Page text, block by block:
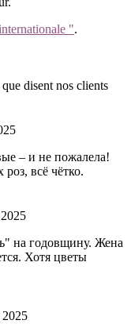
".
disent nos clients
– и не пожалела!
всё чётко.
на годовщину. Жена
Хотя цветы
2025